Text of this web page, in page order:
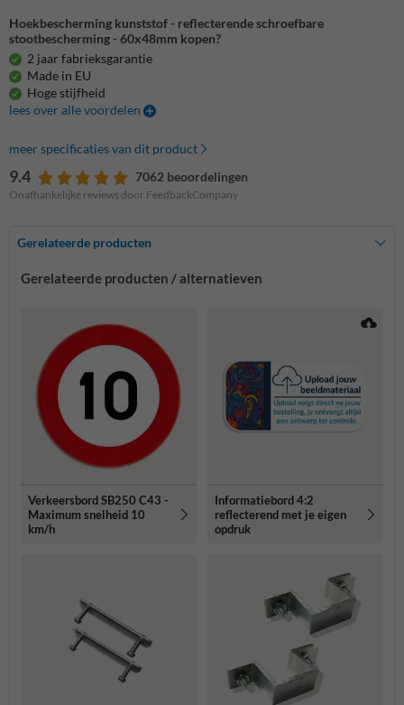
Hoekbescherming kunststof - reflecterende schroefbare
stootbescherming - 60x48mm kopen?
2 jaar fabrieksgarantie
Made in EU
Hoge stijfheid
lees over alle voordelen
meer specificaties van dit product
9.4 7062 beoordelingen
Onafhankelijke reviews door FeedbackCompany
Gerelateerde producten
Gerelateerde producten / alternatieven
Verkeersbord SB250 C43 -
Maximum snelheid 10
km/h
Informatiebord 4:2
reflecterend met je eigen
opdruk